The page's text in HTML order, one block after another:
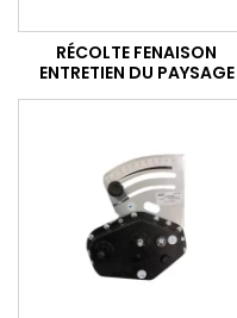
RÉCOLTE FENAISON
ENTRETIEN DU PAYSAGE